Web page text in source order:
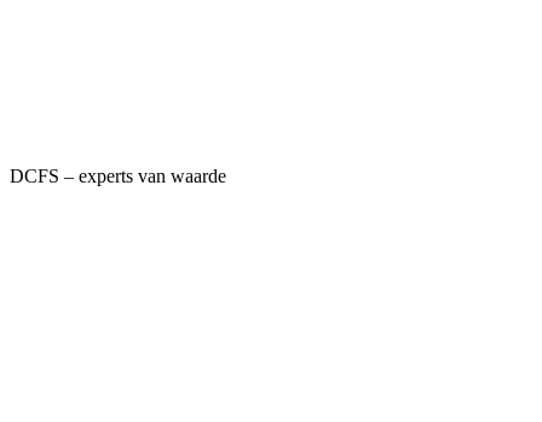
DCFS – experts van waarde